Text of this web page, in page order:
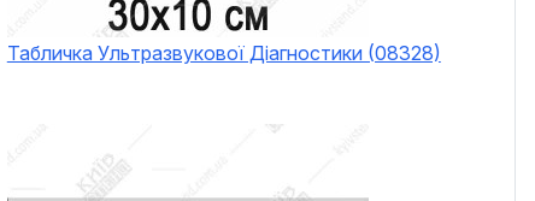
Табличка Ультразвукової Діагностики (08328)